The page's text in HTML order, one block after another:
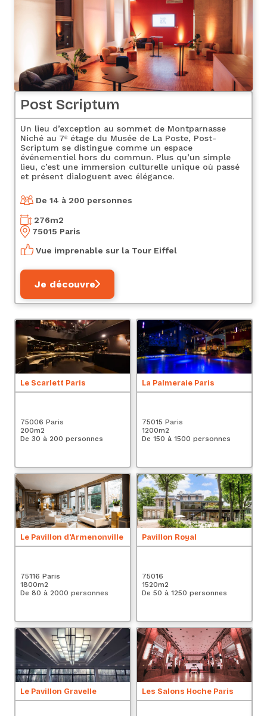
Post Scriptum
Un lieu d’exception au sommet de Montparnasse
Niché au 7ᵉ étage du Musée de La Poste, Post-
Scriptum se distingue comme un espace
événementiel hors du commun. Plus qu’un simple
lieu, c’est une immersion culturelle unique où passé
et présent dialoguent avec élégance.
De 14 à 200 personnes
276m2
75015 Paris
Vue imprenable sur la Tour Eiffel
Je découvre
Le Scarlett Paris
75006 Paris
200m2
De 30 à 200 personnes
La Palmeraie Paris
75015 Paris
1200m2
De 150 à 1500 personnes
Le Pavillon d'Armenonville
75116 Paris
1800m2
De 80 à 2000 personnes
Pavillon Royal
75016
1520m2
De 50 à 1250 personnes
Le Pavillon Gravelle Les Salons Hoche Paris